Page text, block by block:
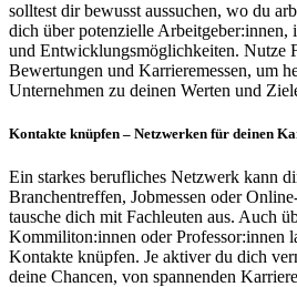
solltest dir bewusst aussuchen, wo du
dich über potenzielle Arbeitgeber:innen,
und Entwicklungsmöglichkeiten. Nutze
Bewertungen und Karrieremessen, um
Unternehmen zu deinen Werten und
Kontakte knüpfen – Netzwerken für deinen
Ein starkes berufliches Netzwerk kann
Branchentreffen, Jobmessen oder
tausche dich mit Fachleuten aus. Auch
Kommiliton:innen oder Professor:innen
Kontakte knüpfen. Je aktiver du dich
deine Chancen, von spannenden